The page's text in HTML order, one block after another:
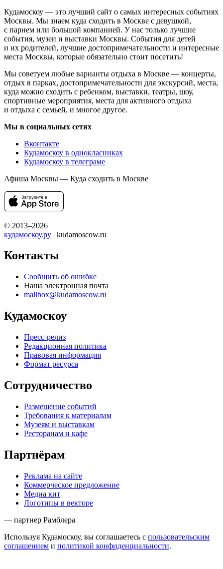
Кудамоскоу — это лучший сайт о самых интересных событиях
Москвы. Мы знаем куда сходить в Москве с девушкой,
с парнем или большой компанией. У нас только лучшие
события, музеи и выставки Москвы. События для детей
и их родителей, лучшие достопримечательности и интересные
места Москвы, которые обязательно стоит посетить!
Мы советуем любые варианты отдыха в Москве — концерты,
отдых в парках, достопримечательности для экскурсий, места,
куда можно сходить с ребенком, выставки, театры, шоу,
спортивные мероприятия, места для активного отдыха
и отдыха с семьей, и многое другое.
Мы в социальных сетях
Вконтакте
Кудамоскоу в однокласниках
Кудамоскоу в телеграме
Афиша Москвы — Куда сходить в Москве
© 2013–2026
кудамоскоу.ру | kudamoscow.ru
Контакты
Сообщить об ошибке
Наша электронная почта
mailbox@kudamoscow.ru
Кудамоскоу
Пресс-релиз
Редакционная политика
Правовая информация
Формат ресурса
Сотрудничество
Размещение событий
Требования к материалам
Музеям и выставкам
Ресторанам и кафе
Партнёрам
Реклама на сайте
Коммерческое предложение
Медиа кит
Логотипы в векторе
— партнер Рамблера
Используя Кудамоскоу, вы соглашаетесь с пользовательским
соглашением и политикой конфиденциальности.